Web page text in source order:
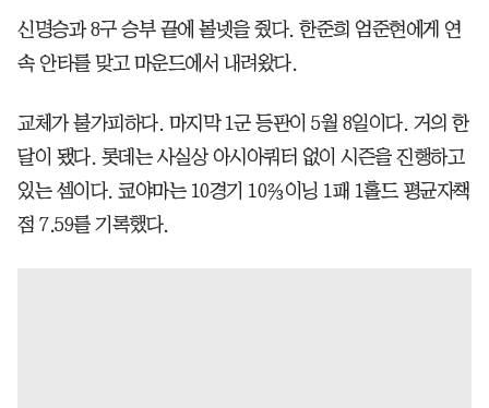
신명승과 8구 승부 끝에 볼넷을 줬다. 한준희 엄준현에게 연
속 안타를 맞고 마운드에서 내려왔다.
교체가 불가피하다. 마지막 1군 등판이 5월 8일이다. 거의 한
달이 됐다. 롯데는 사실상 아시아쿼터 없이 시즌을 진행하고
있는 셈이다. 쿄야마는 10경기 10⅔이닝 1패 1홀드 평균자책
점 7.59를 기록했다.